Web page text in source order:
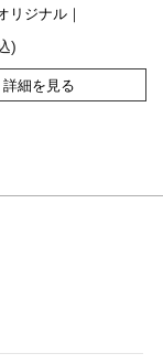
リジナル｜
)
詳細を見る